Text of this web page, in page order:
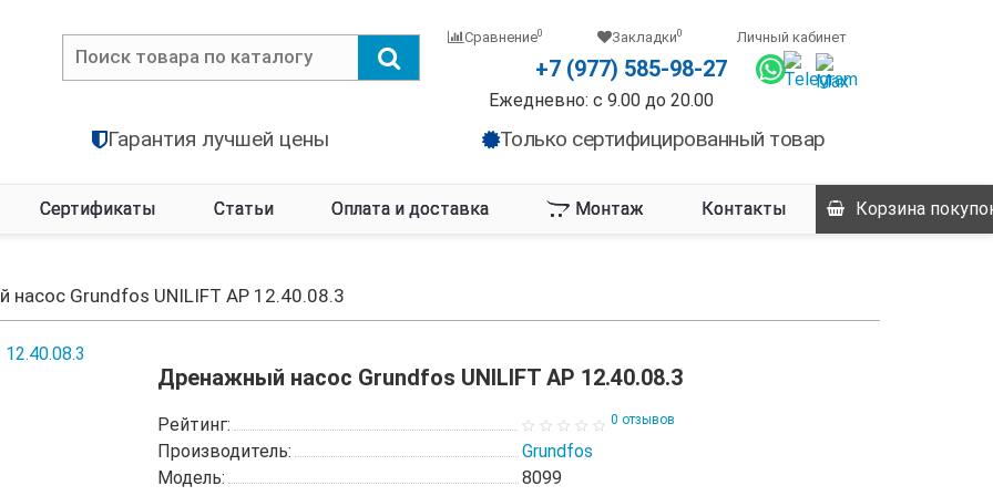
Сравнение0 Закладки0 Личный кабинет
+7 (977) 585-98-27
Ежедневно: с 9.00 до 20.00
Гарантия лучшей цены Только сертифицированный товар
Сертификаты Статьи Оплата и доставка Монтаж Контакты Корзина
Grundfos UNILIFT AP 12.40.08.3
Дренажный насос Grundfos UNILIFT AP 12.40.08.3
Рейтинг: 0 отзывов
Производитель:
Grundfos
Модель:
8099